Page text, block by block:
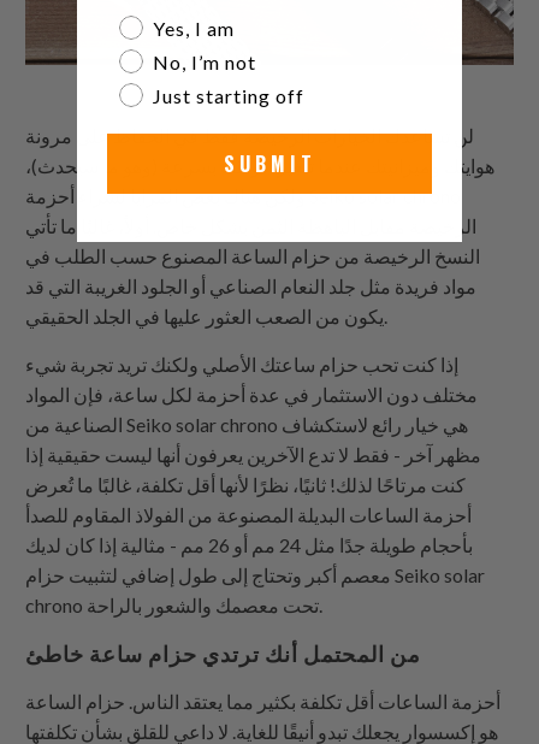
لن تساعدك الخيارات الرخيصة فقط في الحفاظ على مرونة
هوايتك وميزانيتك عندما تتغير أذواقك بسرعة (وهو ما سيحدث)،
ولكن هناك بعض المزايا لشراء أحزمة Seiko solar chrono
الرخيصة مقابل الباهظة الثمن بشكل خاص. أولاً، غالبًا ما تأتي
النسخ الرخيصة من حزام الساعة المصنوع حسب الطلب في
مواد فريدة مثل جلد النعام الصناعي أو الجلود الغريبة التي قد
يكون من الصعب العثور عليها في الجلد الحقيقي.
إذا كنت تحب حزام ساعتك الأصلي ولكنك تريد تجربة شيء
مختلف دون الاستثمار في عدة أحزمة لكل ساعة، فإن المواد
الصناعية من Seiko solar chrono هي خيار رائع لاستكشاف
مظهر آخر - فقط لا تدع الآخرين يعرفون أنها ليست حقيقية إذا
كنت مرتاحًا لذلك! ثانيًا، نظرًا لأنها أقل تكلفة، غالبًا ما تُعرض
أحزمة الساعات البديلة المصنوعة من الفولاذ المقاوم للصدأ
بأحجام طويلة جدًا مثل 24 مم أو 26 مم - مثالية إذا كان لديك
معصم أكبر وتحتاج إلى طول إضافي لتثبيت حزام Seiko solar
chrono تحت معصمك والشعور بالراحة.
من المحتمل أنك ترتدي حزام ساعة خاطئ
أحزمة الساعات أقل تكلفة بكثير مما يعتقد الناس. حزام الساعة
هو إكسسوار يجعلك تبدو أنيقًا للغاية. لا داعي للقلق بشأن تكلفتها
Are you a watch collector?
Yes, I am
No, I’m not
Just starting off
SUBMIT